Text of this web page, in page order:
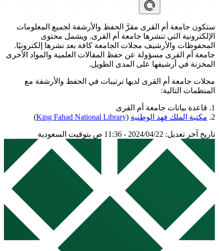
ستكون جامعة أم القرى مقرَّ الحفظ والأرشفة لجميع المعلومات
الإلكترونية التي تنشرها جامعة أم القرى. ويشمل محتوى
المحفوظات والأرشيف مجلات الجامعة كافة بعد نشرها إلكترونيًا.
جامعة أم القرى مسؤولة عن حفظ المقالات العلمية والمواد الأخرى
المخزنة في أرشيفها على المدى الطويل.
مجلات جامعة أم القرى لديها ترتيبات في الحفظ والأرشفة مع
المنظمات التالية:
1. قاعدة بيانات جامعة أم القرى
2. مكتبة الملك فهد الوطنية (
King Fahad National Library
)
تاريخ آخر تعديل: 2024/04/22 - 11:36 ص بتوقيت السعودية